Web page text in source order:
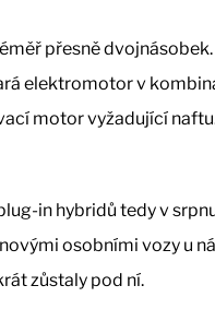
přesně
elektromotor v
motor vyžadující
in hybridů tedy v
osobními vozy u
zůstaly pod ní.